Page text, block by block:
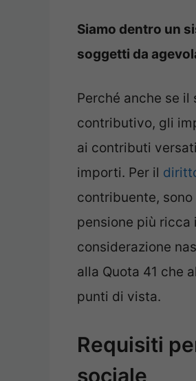
Siamo dentro un
soggetti da
Perché anche se
contributivo, gli
ai contributi
importi. Per il
contribuente,
pensione più ricca
considerazione
alla Quota 41 che
punti di vista.
Requisiti
sociale